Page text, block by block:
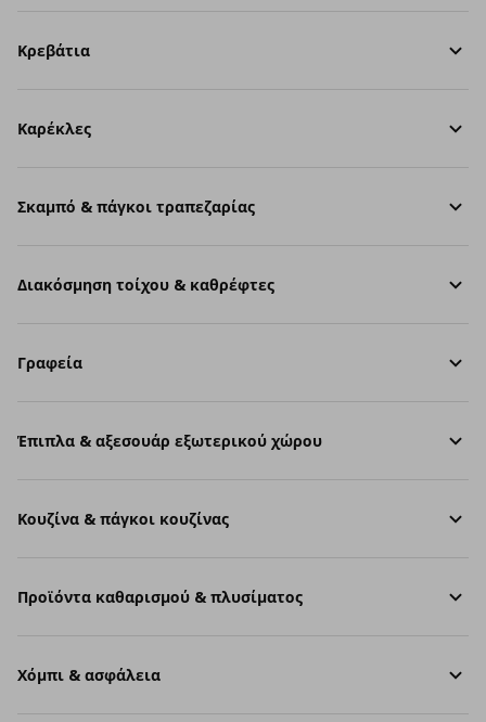
Κρεβάτια
Καρέκλες
Σκαμπό & πάγκοι τραπεζαρίας
Διακόσμηση τοίχου & καθρέφτες
Γραφεία
Έπιπλα & αξεσουάρ εξωτερικού χώρου
Κουζίνα & πάγκοι κουζίνας
Προϊόντα καθαρισμού & πλυσίματος
Χόμπι & ασφάλεια